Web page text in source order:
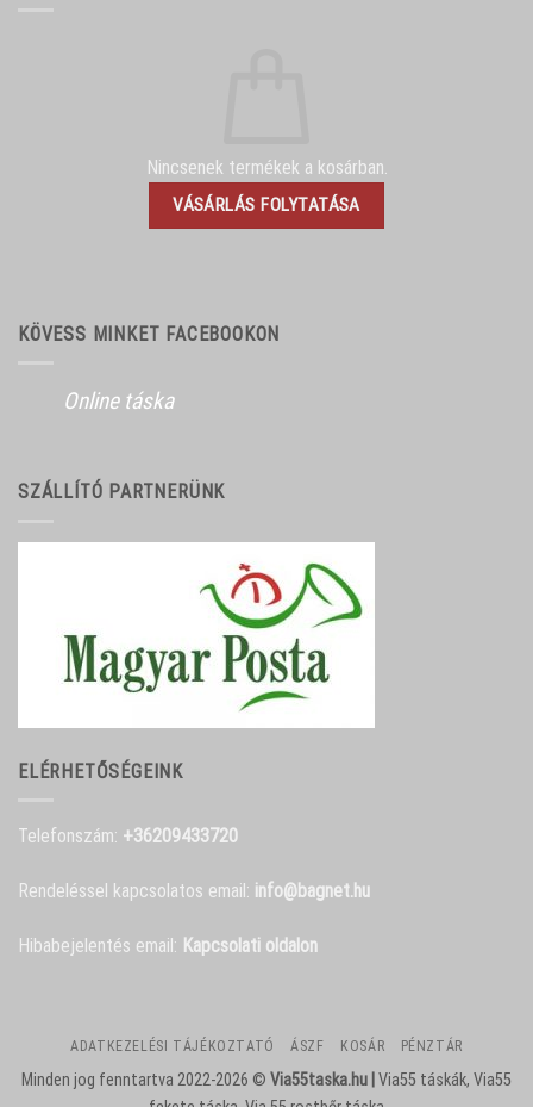
Nincsenek termékek a kosárban.
VÁSÁRLÁS FOLYTATÁSA
KÖVESS MINKET FACEBOOKON
Online táska
SZÁLLÍTÓ PARTNERÜNK
ELÉRHETŐSÉGEINK
Telefonszám: +36209433720
Rendeléssel kapcsolatos email: info@bagnet.hu
Hibabejelentés email: Kapcsolati oldalon
ADATKEZELÉSI TÁJÉKOZTATÓ ÁSZF KOSÁR PÉNZTÁR
Minden jog fenntartva 2022-2026 © Via55taska.hu | Via55 táskák, Via55